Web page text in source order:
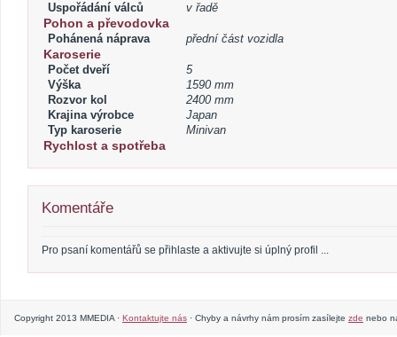
Uspořádání válců
v řadě
Pohon a převodovka
Pohánená náprava přední část vozidla
Karoserie
Počet dveří
5
Výška
1590 mm
Rozvor kol
2400 mm
Krajina výrobce
Japan
Typ karoserie
Minivan
Rychlost a spotřeba
Komentáře
Pro psaní komentářů se přihlaste a aktivujte si úplný profil ...
Copyright 2013 MMEDIA · Kontaktujte nás · Chyby a návrhy nám prosím zasílejte zde nebo